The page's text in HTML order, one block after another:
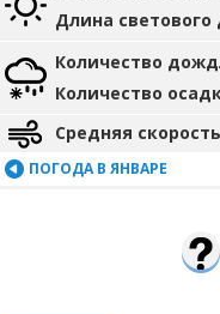
Длина светового
Количество
Количество
Средняя
ПОГОДА В ЯНВАРЕ